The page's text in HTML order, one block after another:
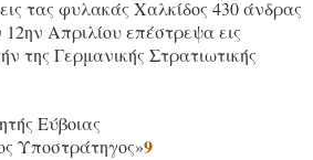
τας φυλακάς Χαλκίδος 430 άνδρας
Απριλίου επέστρεψα εις
της Γερμανικής Στρατιωτικής
Εύβοιας
Υποστράτηγος»9